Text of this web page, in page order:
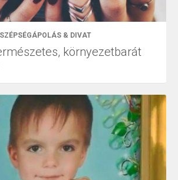
SZÉPSÉGÁPOLÁS & DIVAT
környezetbarát